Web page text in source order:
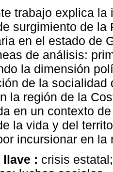
trabajo explica la
surgimiento de la
en el estado de
de análisis:
la dimensión
de la socialidad
la región de la
en un contexto
la vida y del
incursionar en la
llave : crisis